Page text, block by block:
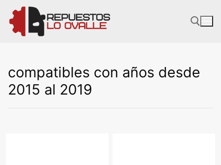
contenido
compatibles con años desde
2015 al 2019